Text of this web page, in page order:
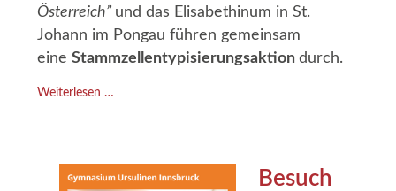
Österreich” und das Elisabethinum in St.
Johann im Pongau führen gemeinsam
eineStammzellentypisierungsaktiondurch.
Weiterlesen …
Besuch